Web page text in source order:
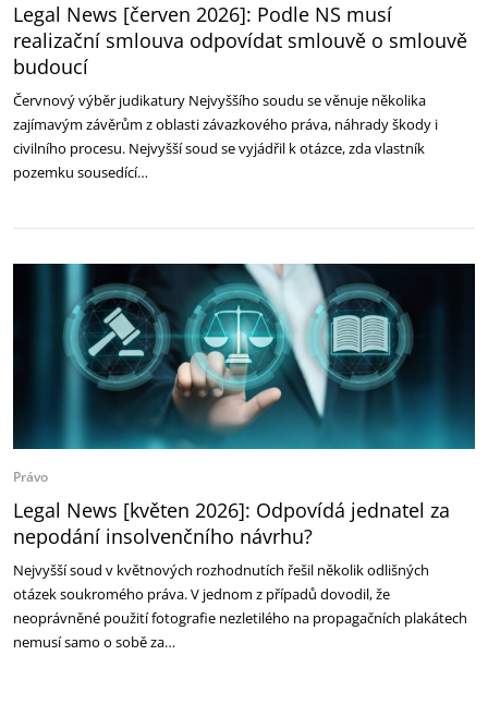
Legal News [červen 2026]: Podle NS musí
realizační smlouva odpovídat smlouvě o smlouvě
budoucí
Červnový výběr judikatury Nejvyššího soudu se věnuje několika
zajímavým závěrům z oblasti závazkového práva, náhrady škody i
civilního procesu. Nejvyšší soud se vyjádřil k otázce, zda vlastník
pozemku sousedící…
Právo
Legal News [květen 2026]: Odpovídá jednatel za
nepodání insolvenčního návrhu?
Nejvyšší soud v květnových rozhodnutích řešil několik odlišných
otázek soukromého práva. V jednom z případů dovodil, že
neoprávněné použití fotografie nezletilého na propagačních plakátech
nemusí samo o sobě za…